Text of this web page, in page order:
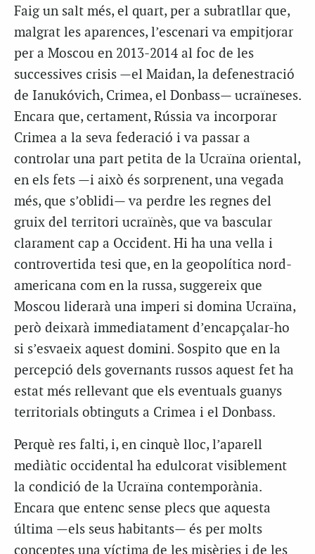
Faig un salt més, el quart, per a subratllar que,
malgrat les aparences, l’escenari va empitjorar
per a Moscou en 2013-2014 al foc de les
successives crisis —el Maidan, la defenestració
de Ianukóvich, Crimea, el Donbass— ucraïneses.
Encara que, certament, Rússia va incorporar
Crimea a la seva federació i va passar a
controlar una part petita de la Ucraïna oriental,
en els fets —i això és sorprenent, una vegada
més, que s’oblidi— va perdre les regnes del
gruix del territori ucraïnès, que va bascular
clarament cap a Occident. Hi ha una vella i
controvertida tesi que, en la geopolítica nord-
americana com en la russa, suggereix que
Moscou liderarà una imperi si domina Ucraïna,
però deixarà immediatament d’encapçalar-ho
si s’esvaeix aquest domini. Sospito que en la
percepció dels governants russos aquest fet ha
estat més rellevant que els eventuals guanys
territorials obtinguts a Crimea i el Donbass.
Perquè res falti, i, en cinquè lloc, l’aparell
mediàtic occidental ha edulcorat visiblement
la condició de la Ucraïna contemporània.
Encara que entenc sense plecs que aquesta
última —els seus habitants— és per molts